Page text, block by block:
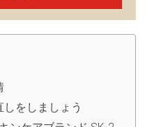
をしましょう